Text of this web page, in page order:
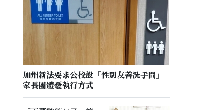
加州新法要求公校設「性別友善洗手間」
家長團體憂執行方式